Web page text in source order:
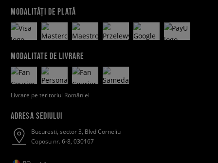
MODALITĂȚI DE PLATĂ
MODALITATE DE LIVRARE
Livrare pe teritoriul României
ADRESA SEDIULUI
Bucuresti, sector 3, Blvd Corneliu
Coposu nr. 6-8, 030167